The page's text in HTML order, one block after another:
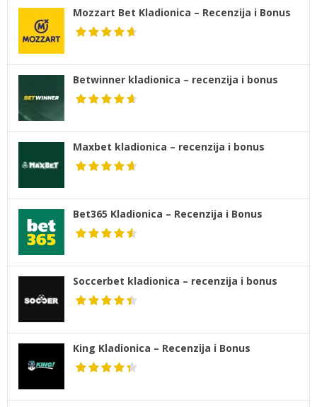
Mozzart Bet Kladionica – Recenzija i Bonus
Betwinner kladionica – recenzija i bonus
Maxbet kladionica – recenzija i bonus
Bet365 Kladionica – Recenzija i Bonus
Soccerbet kladionica – recenzija i bonus
King Kladionica – Recenzija i Bonus